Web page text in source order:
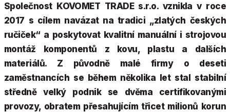
Společnost KOVOMET TRADE s.r.o. vznikla v roce
2017 s cílem navázat na tradici „zlatých českých
ručiček“ a poskytovat kvalitní manuální i strojovou
montáž komponentů z kovu, plastu a dalších
materiálů. Z původně malé firmy o deseti
zaměstnancích se během několika let stal stabilní
středně velký podnik se dvěma certifikovanými
provozy, obratem přesahujícím třicet milionů korun